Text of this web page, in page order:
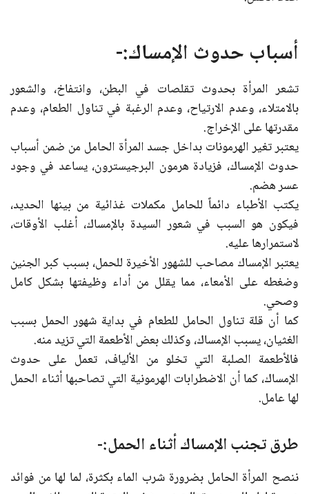
أسباب حدوث الإمساك:-
تشعر المرأة بحدوث تقلصات في البطن، وانتفاخ، والشعور
بالامتلاء، وعدم الارتياح، وعدم الرغبة في تناول الطعام، وعدم
مقدرتها على الإخراج.
يعتبر تغير الهرمونات بداخل جسد المرأة الحامل من ضمن أسباب
حدوث الإمساك، فزيادة هرمون البرجيسترون، يساعد في وجود
عسر هضم.
يكتب الأطباء دائماً للحامل مكملات غذائية من بينها الحديد،
فيكون هو السبب في شعور السيدة بالإمساك، أغلب الأوقات،
لاستمرارها عليه.
يعتبر الإمساك مصاحب للشهور الأخيرة للحمل، بسبب كبر الجنين
وضغطه على الأمعاء، مما يقلل من أداء وظيفتها بشكل كامل
وصحي.
كما أن قلة تناول الحامل للطعام في بداية شهور الحمل بسبب
الغثيان، يسبب الإمساك، وكذلك بعض الأطعمة التي تزيد منه.
فالأطعمة الصلبة التي تخلو من الألياف، تعمل على حدوث
الإمساك، كما أن الاضطرابات الهرمونية التي تصاحبها أثناء الحمل
لها عامل.
طرق تجنب الإمساك أثناء الحمل:-
ننصح المرأة الحامل بضرورة شرب الماء بكثرة، لما لها من فوائد